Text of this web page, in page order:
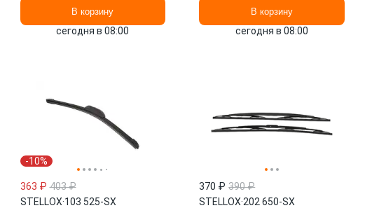
В корзину
сегодня в 08:00
В корзину
сегодня в 08:00
-10%
363 ₽ 403 ₽
STELLOX·103 525-SX
370 ₽ 390 ₽
STELLOX·202 650-SX